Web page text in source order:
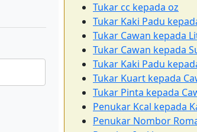
Tukar cc kepada oz
Tukar Kaki Padu
Tukar Cawan kepada
Tukar Cawan kepada
Tukar Kaki Padu
Tukar Kuart kepada
Tukar Pinta kepada
Penukar Kcal kepada
Penukar Nombor